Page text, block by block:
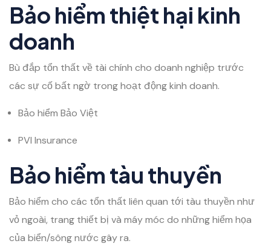
Bảo hiểm thiệt hại kinh
doanh
Bù đắp tổn thất về tài chính cho doanh nghiệp trước
các sự cố bất ngờ trong hoạt động kinh doanh.
Bảo hiểm Bảo Việt
PVI Insurance
Bảo hiểm tàu thuyền
Bảo hiểm cho các tổn thất liên quan tới tàu thuyền như
vỏ ngoài, trang thiết bị và máy móc do những hiểm họa
của biển/sông nước gây ra.